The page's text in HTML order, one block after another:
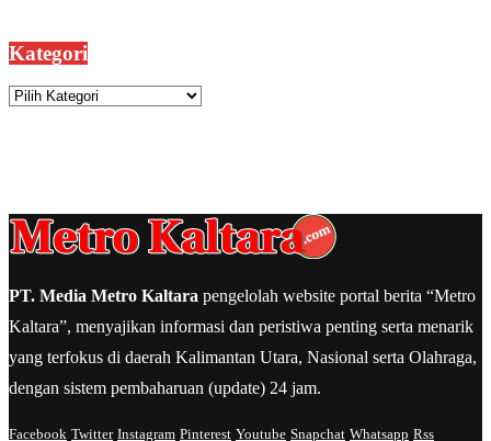
Kategori
Kategori
PT. Media Metro Kaltara pengelolah website portal berita “Metro
Kaltara”, menyajikan informasi dan peristiwa penting serta menarik
yang terfokus di daerah Kalimantan Utara, Nasional serta Olahraga,
dengan sistem pembaharuan (update) 24 jam.
Facebook Twitter Instagram Pinterest Youtube Snapchat Whatsapp Rss